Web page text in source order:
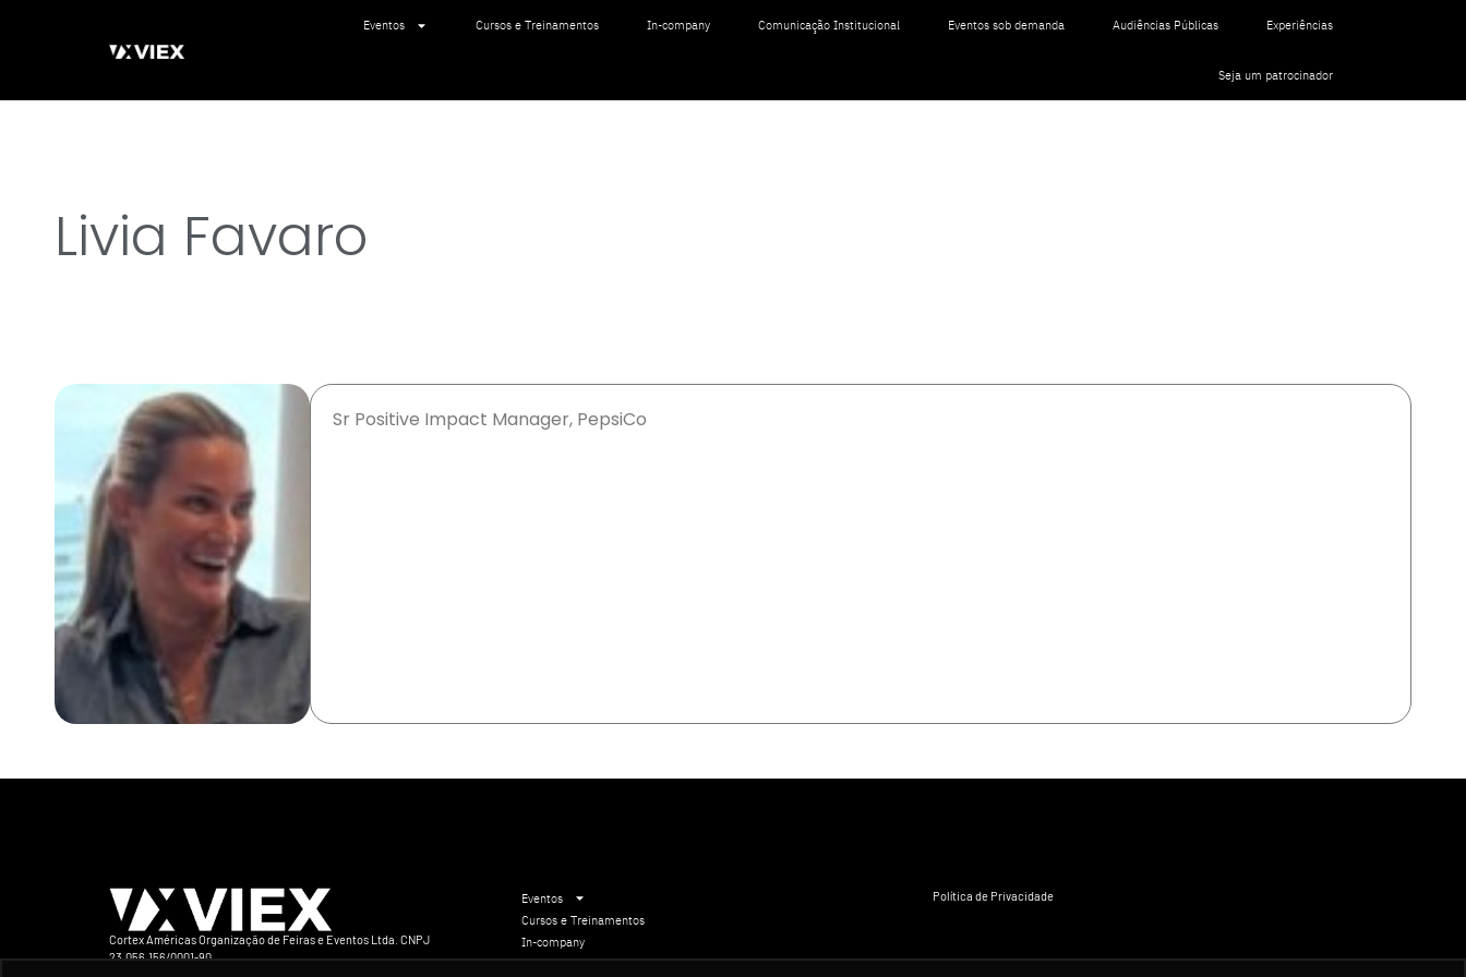
Eventos Cursos e Treinamentos In-company Comunicação Institucional Eventos sob demanda Audiências Públicas Experiências
Seja um patrocinador
Livia Favaro
Sr Positive Impact Manager, PepsiCo
Cortex Américas Organização de Feiras e Eventos Ltda. CNPJ
23.056.156/0001-90
Eventos
Cursos e Treinamentos
In-company
Política de Privacidade